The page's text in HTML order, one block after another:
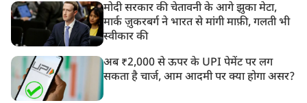
मोदी सरकार की चेतावनी के आगे झुका मेटा,
मार्क ज़ुकरबर्ग ने भारत से मांगी माफ़ी, गलती भी
स्वीकार की
अब ₹2,000 से ऊपर के UPI पेमेंट पर लग
सकता है चार्ज, आम आदमी पर क्या होगा असर?